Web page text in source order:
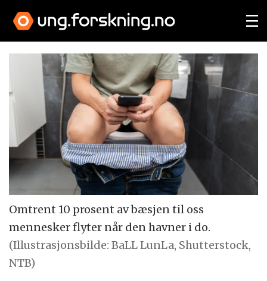
Omtrent 10 prosent av bæsjen til oss
mennesker flyter når den havner i do.
(Illustrasjonsbilde: BaLL LunLa, Shutterstock,
NTB)